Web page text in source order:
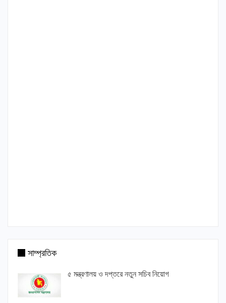
সাম্প্রতিক
৫ মন্ত্রণালয় ও দপ্তরে নতুন সচিব নিয়োগ